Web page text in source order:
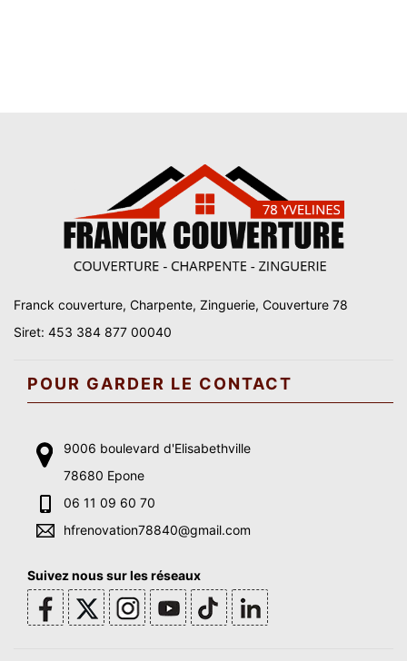
Franck couverture, Charpente, Zinguerie, Couverture 78
Siret: 453 384 877 00040
POUR GARDER LE CONTACT
9006 boulevard d'Elisabethville
78680 Epone
06 11 09 60 70
hfrenovation78840@gmail.com
Suivez nous sur les réseaux